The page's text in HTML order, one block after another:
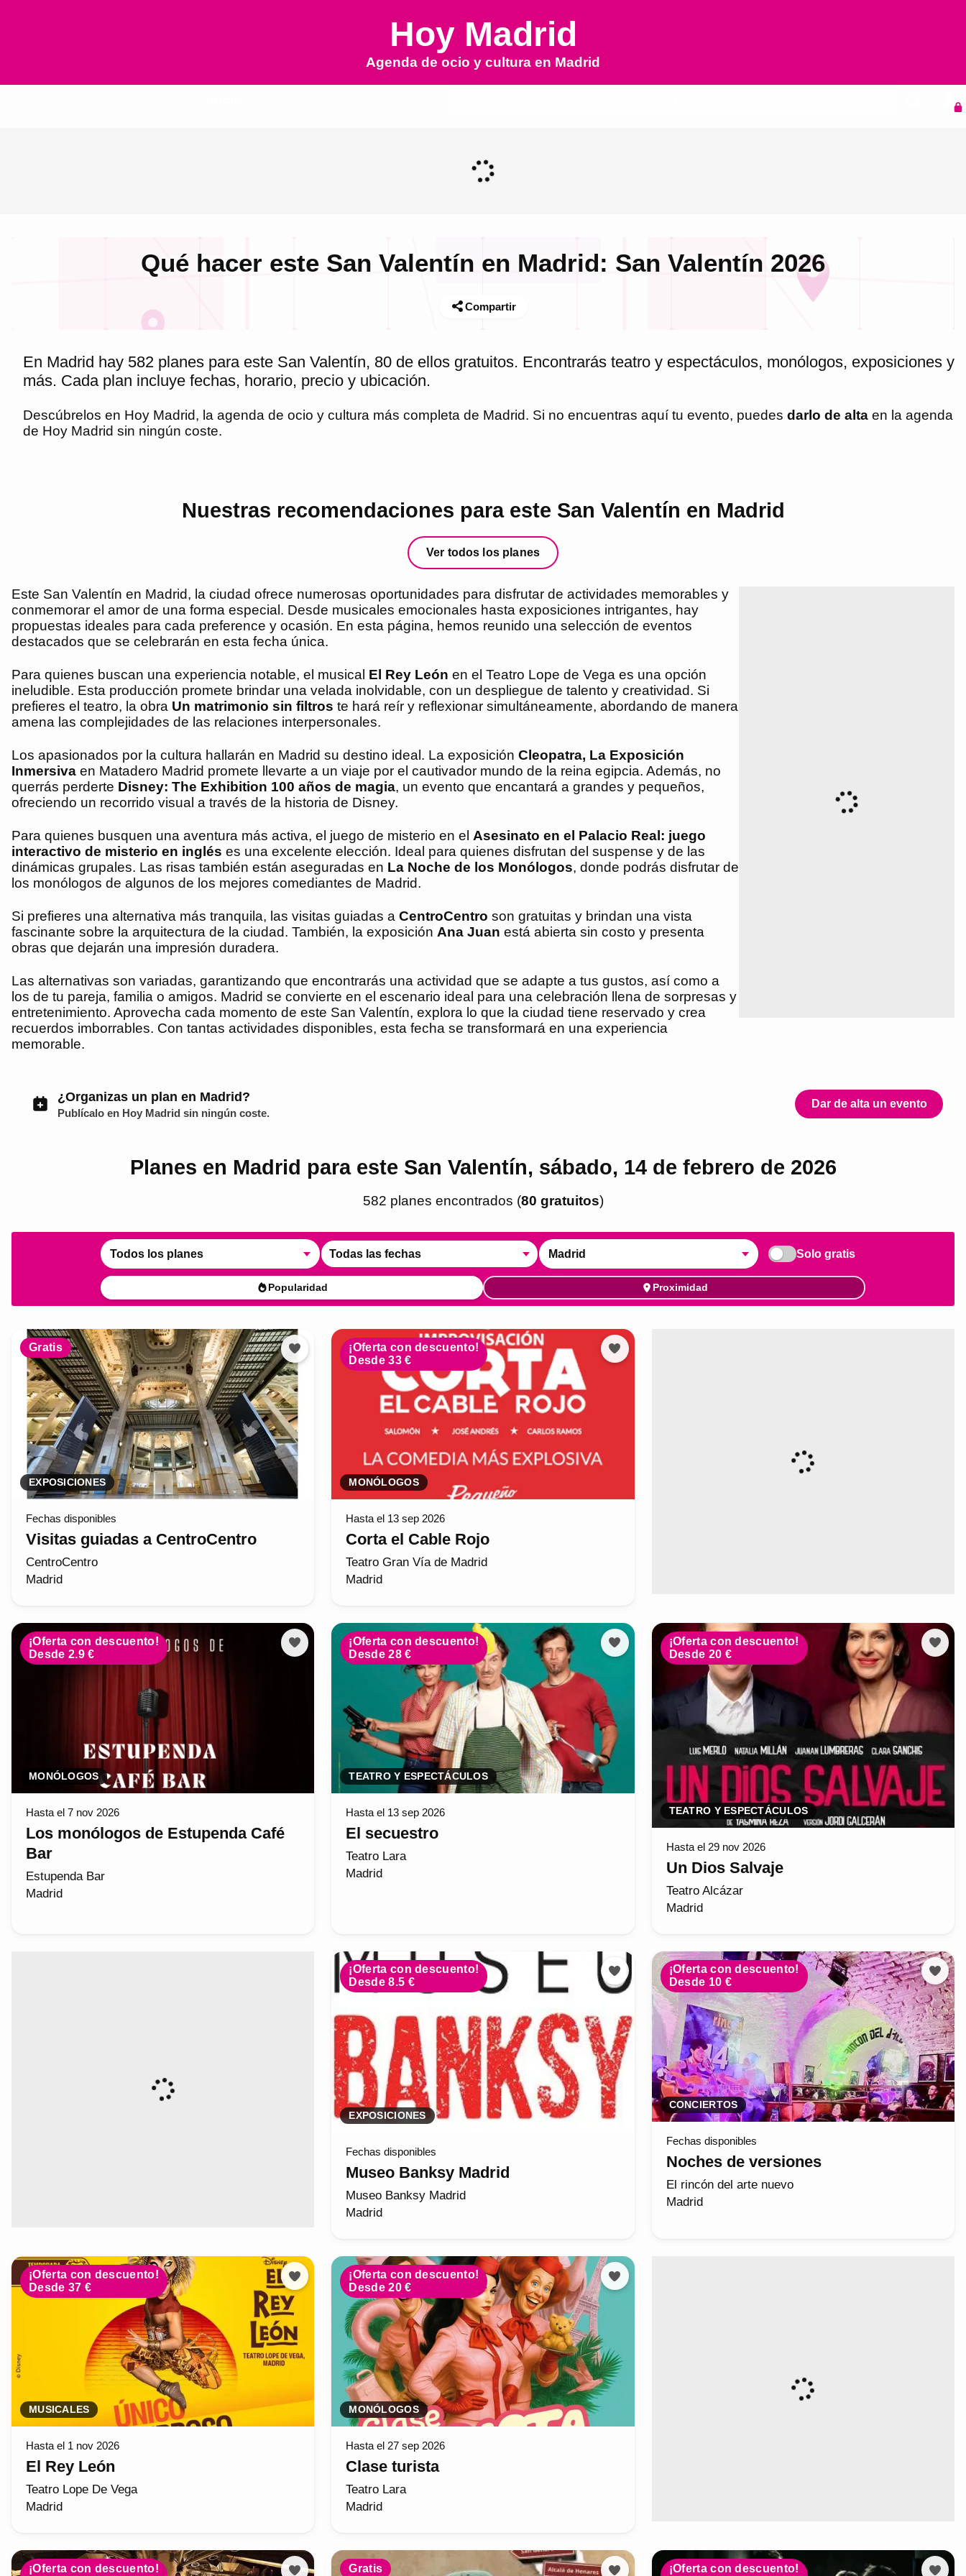
Hoy Madrid
Agenda de ocio y cultura en Madrid
Qué hacer este San Valentín en Madrid: San Valentín 2026
Compartir
En Madrid hay 582 planes para este San Valentín, 80 de ellos gratuitos. Encontrarás teatro y espectáculos, monólogos, exposiciones y
más. Cada plan incluye fechas, horario, precio y ubicación.
Descúbrelos en Hoy Madrid, la agenda de ocio y cultura más completa de Madrid. Si no encuentras aquí tu evento, puedes darlo de alta en la agenda
de Hoy Madrid sin ningún coste.
Nuestras recomendaciones para este San Valentín en Madrid
Ver todos los planes
Este San Valentín en Madrid, la ciudad ofrece numerosas oportunidades para disfrutar de actividades memorables y
conmemorar el amor de una forma especial. Desde musicales emocionales hasta exposiciones intrigantes, hay
propuestas ideales para cada preference y ocasión. En esta página, hemos reunido una selección de eventos
destacados que se celebrarán en esta fecha única.
Para quienes buscan una experiencia notable, el musical El Rey León en el Teatro Lope de Vega es una opción
ineludible. Esta producción promete brindar una velada inolvidable, con un despliegue de talento y creatividad. Si
prefieres el teatro, la obra Un matrimonio sin filtros te hará reír y reflexionar simultáneamente, abordando de manera
amena las complejidades de las relaciones interpersonales.
Los apasionados por la cultura hallarán en Madrid su destino ideal. La exposición Cleopatra, La Exposición
Inmersiva en Matadero Madrid promete llevarte a un viaje por el cautivador mundo de la reina egipcia. Además, no
querrás perderte Disney: The Exhibition 100 años de magia, un evento que encantará a grandes y pequeños,
ofreciendo un recorrido visual a través de la historia de Disney.
Para quienes busquen una aventura más activa, el juego de misterio en el Asesinato en el Palacio Real: juego
interactivo de misterio en inglés es una excelente elección. Ideal para quienes disfrutan del suspense y de las
dinámicas grupales. Las risas también están aseguradas en La Noche de los Monólogos, donde podrás disfrutar de
los monólogos de algunos de los mejores comediantes de Madrid.
Si prefieres una alternativa más tranquila, las visitas guiadas a CentroCentro son gratuitas y brindan una vista
fascinante sobre la arquitectura de la ciudad. También, la exposición Ana Juan está abierta sin costo y presenta
obras que dejarán una impresión duradera.
Las alternativas son variadas, garantizando que encontrarás una actividad que se adapte a tus gustos, así como a
los de tu pareja, familia o amigos. Madrid se convierte en el escenario ideal para una celebración llena de sorpresas y
entretenimiento. Aprovecha cada momento de este San Valentín, explora lo que la ciudad tiene reservado y crea
recuerdos imborrables. Con tantas actividades disponibles, esta fecha se transformará en una experiencia
memorable.
¿Organizas un plan en Madrid?
Publícalo en Hoy Madrid sin ningún coste.
Dar de alta un evento
Planes en Madrid para este San Valentín, sábado, 14 de febrero de 2026
582 planes encontrados (80 gratuitos)
Todos los planes Todas las fechas Madrid Solo gratis
Popularidad Proximidad
Gratis
EXPOSICIONES
Fechas disponibles
Visitas guiadas a CentroCentro
CentroCentro
Madrid
¡Oferta con descuento!
Desde 33 €
MONÓLOGOS
Hasta el 13 sep 2026
Corta el Cable Rojo
Teatro Gran Vía de Madrid
Madrid
¡Oferta con descuento!
Desde 2.9 €
MONÓLOGOS
Hasta el 7 nov 2026
Los monólogos de Estupenda Café
Bar
Estupenda Bar
Madrid
¡Oferta con descuento!
Desde 28 €
TEATRO Y ESPECTÁCULOS
Hasta el 13 sep 2026
El secuestro
Teatro Lara
Madrid
¡Oferta con descuento!
Desde 20 €
TEATRO Y ESPECTÁCULOS
Hasta el 29 nov 2026
Un Dios Salvaje
Teatro Alcázar
Madrid
¡Oferta con descuento!
Desde 8.5 €
EXPOSICIONES
Fechas disponibles
Museo Banksy Madrid
Museo Banksy Madrid
Madrid
¡Oferta con descuento!
Desde 10 €
CONCIERTOS
Fechas disponibles
Noches de versiones
El rincón del arte nuevo
Madrid
¡Oferta con descuento!
Desde 37 €
MUSICALES
Hasta el 1 nov 2026
El Rey León
Teatro Lope De Vega
Madrid
¡Oferta con descuento!
Desde 20 €
MONÓLOGOS
Hasta el 27 sep 2026
Clase turista
Teatro Lara
Madrid
¡Oferta con descuento!
Gratis
¡Oferta con descuento!